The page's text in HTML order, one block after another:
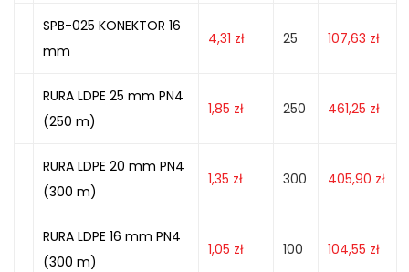
SPB-025 KONEKTOR 16
mm
4,31 zł 25 107,63 zł
RURA LDPE 25 mm PN4
(250 m)
1,85 zł 250 461,25 zł
RURA LDPE 20 mm PN4
(300 m)
1,35 zł 300 405,90 zł
RURA LDPE 16 mm PN4
(300 m)
1,05 zł 100 104,55 zł